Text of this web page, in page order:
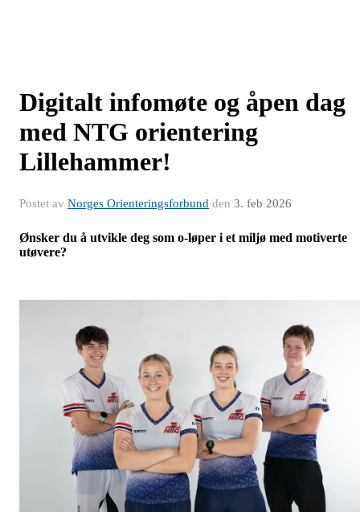
Digitalt infomøte og åpen dag
med NTG orientering
Lillehammer!
Postet av Norges Orienteringsforbund den 3. feb 2026
Ønsker du å utvikle deg som o-løper i et miljø med motiverte
utøvere?